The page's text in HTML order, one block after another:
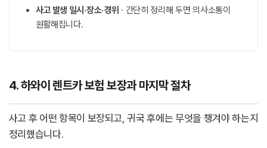
사고 발생 일시·장소·경위 · 간단히 정리해 두면 의사소통이
원활해집니다.
4. 하와이 렌트카 보험 보장과 마지막 절차
사고 후 어떤 항목이 보장되고, 귀국 후에는 무엇을 챙겨야 하는지
정리했습니다.